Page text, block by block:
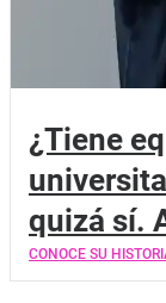
¿Tiene
quizá sí.
CONOCE SU